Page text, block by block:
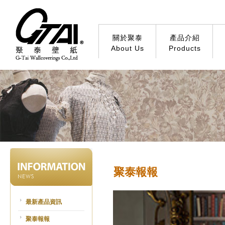
關於聚泰
About Us
產品介紹
Products
最新產品資訊
聚泰報報
聚泰報報